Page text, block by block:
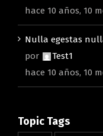
hace 10 años, 10
Nulla egestas
por
Test1
hace 10 años, 10
Topic Tags